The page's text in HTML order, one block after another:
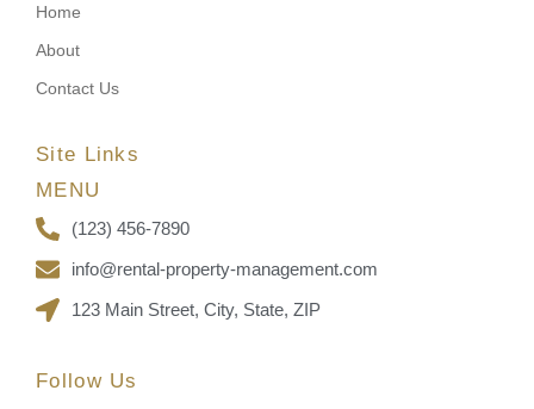
Home
About
Contact Us
Site Links
MENU
(123) 456-7890
info@rental-property-management.com
123 Main Street, City, State, ZIP
Follow Us